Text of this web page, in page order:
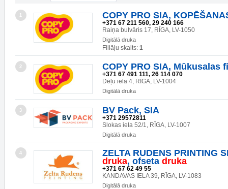
1 COPY PRO SIA,
+371 67 211 560, 29 240 166
Raiņa bulvāris 17, RĪGA, LV-1050
Digitālā druka
Filiāļu skaits: 1
2 COPY PRO SIA, Mūkusalas
+371 67 491 111, 26 114 070
Dēļu iela 4, RĪGA, LV-1004
Digitālā druka
3 BV Pack, SIA
+371 29572811
Slokas iela 52/1, RĪGA, LV-1007
Digitālā druka
4
ZELTA RUDENS PRINTING
druka, ofseta druka
+371 67 62 49 55
KANDAVAS IELA 39, RĪGA, LV-1083
Digitālā druka